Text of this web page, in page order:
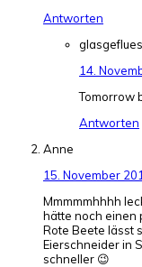
Antworten
14.
Tomorrow
Antworten
Anne
15. November
Mmmmmhhhh
hätte noch einen
Rote Beete lässt
Eierschneider in
schneller 😉